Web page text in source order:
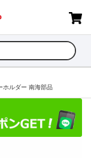
ホルダー 南海部品